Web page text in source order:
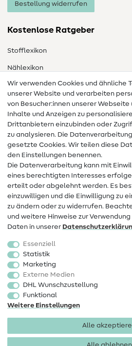
Bestellung widerrufen
Kostenlose Ratgeber
Stofflexikon
Nählexikon
Nähanleitungen
Hilfe & Kontakt
Kontakt
Infos zum Betreiberwechsel
Widerrufsrecht
Beliebt
Stoffe
Sale
Schnittmuster
Wir verwenden Cookies und ähnliche
unserer Website und verarbeiten
von Besucher:innen unserer Webseite
Inhalte und Anzeigen zu
Drittanbietern einzubinden oder
zu analysieren. Die
gesetzte Cookies. Wir teilen diese
den Einstellungen benennen.
Die Datenverarbeitung kann mit
eines berechtigten Interesses
erteilt oder abgelehnt werden. Es
einzuwilligen und die Einwilligung zu
zu ändern oder zu widerrufen.
und weitere Hinweise zur
Daten in unserer
Essenziell
Statistik
Marketing
Externe Medien
DHL Wunschzustellung
Funktional
Weitere Einstellungen
Alle
Impressum Datenschutz
AGB